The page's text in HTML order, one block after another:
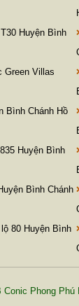
Huyện Bình
Green Villas
Bình Chánh Hồ
Huyện Bình
Bình Chánh
80 Huyện Bình
Phong Phú